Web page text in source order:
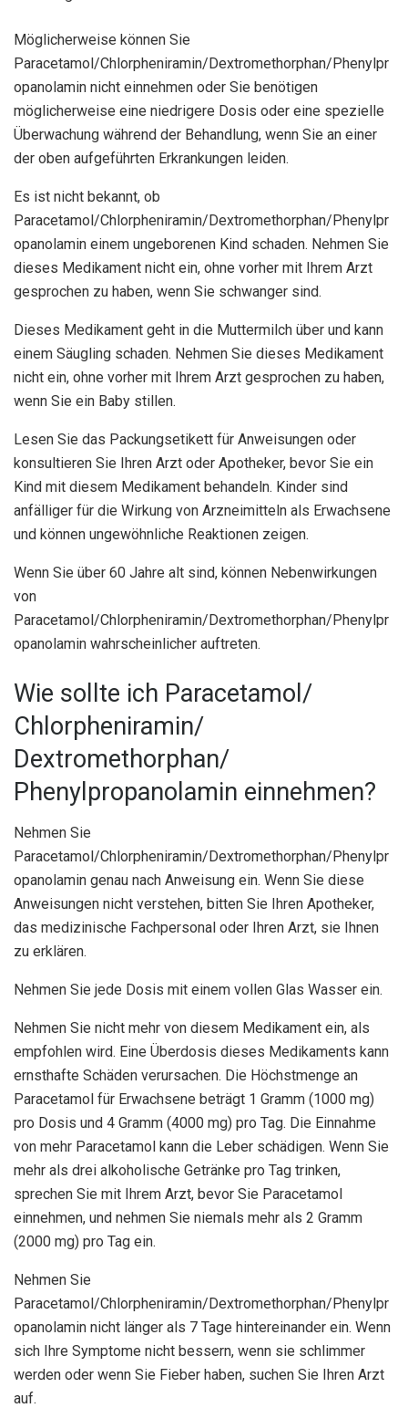
Möglicherweise können Sie
Paracetamol/Chlorpheniramin/Dextromethorphan/Phenylpr
opanolamin nicht einnehmen oder Sie benötigen
möglicherweise eine niedrigere Dosis oder eine spezielle
Überwachung während der Behandlung, wenn Sie an einer
der oben aufgeführten Erkrankungen leiden.
Es ist nicht bekannt, ob
Paracetamol/Chlorpheniramin/Dextromethorphan/Phenylpr
opanolamin einem ungeborenen Kind schaden. Nehmen Sie
dieses Medikament nicht ein, ohne vorher mit Ihrem Arzt
gesprochen zu haben, wenn Sie schwanger sind.
Dieses Medikament geht in die Muttermilch über und kann
einem Säugling schaden. Nehmen Sie dieses Medikament
nicht ein, ohne vorher mit Ihrem Arzt gesprochen zu haben,
wenn Sie ein Baby stillen.
Lesen Sie das Packungsetikett für Anweisungen oder
konsultieren Sie Ihren Arzt oder Apotheker, bevor Sie ein
Kind mit diesem Medikament behandeln. Kinder sind
anfälliger für die Wirkung von Arzneimitteln als Erwachsene
und können ungewöhnliche Reaktionen zeigen.
Wenn Sie über 60 Jahre alt sind, können Nebenwirkungen
von
Paracetamol/Chlorpheniramin/Dextromethorphan/Phenylpr
opanolamin wahrscheinlicher auftreten.
Wie sollte ich Paracetamol/
Chlorpheniramin/
Dextromethorphan/
Phenylpropanolamin einnehmen?
Nehmen Sie
Paracetamol/Chlorpheniramin/Dextromethorphan/Phenylpr
opanolamin genau nach Anweisung ein. Wenn Sie diese
Anweisungen nicht verstehen, bitten Sie Ihren Apotheker,
das medizinische Fachpersonal oder Ihren Arzt, sie Ihnen
zu erklären.
Nehmen Sie jede Dosis mit einem vollen Glas Wasser ein.
Nehmen Sie nicht mehr von diesem Medikament ein, als
empfohlen wird. Eine Überdosis dieses Medikaments kann
ernsthafte Schäden verursachen. Die Höchstmenge an
Paracetamol für Erwachsene beträgt 1 Gramm (1000 mg)
pro Dosis und 4 Gramm (4000 mg) pro Tag. Die Einnahme
von mehr Paracetamol kann die Leber schädigen. Wenn Sie
mehr als drei alkoholische Getränke pro Tag trinken,
sprechen Sie mit Ihrem Arzt, bevor Sie Paracetamol
einnehmen, und nehmen Sie niemals mehr als 2 Gramm
(2000 mg) pro Tag ein.
Nehmen Sie
Paracetamol/Chlorpheniramin/Dextromethorphan/Phenylpr
opanolamin nicht länger als 7 Tage hintereinander ein. Wenn
sich Ihre Symptome nicht bessern, wenn sie schlimmer
werden oder wenn Sie Fieber haben, suchen Sie Ihren Arzt
auf.